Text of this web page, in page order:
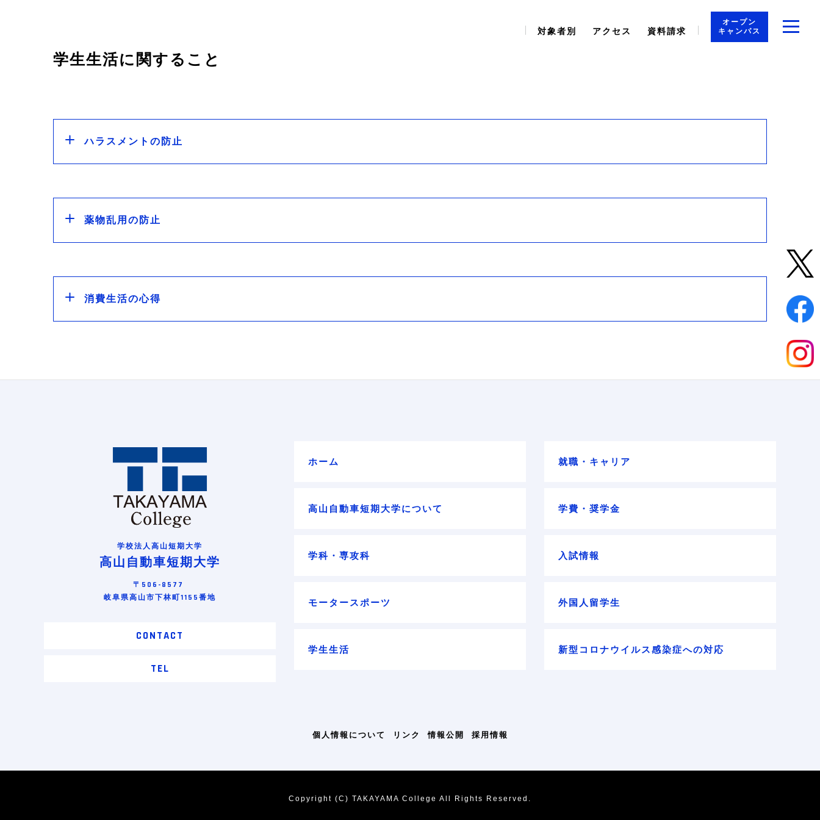
対象者別 アクセス 資料請求
オープン
キャンパス
学生生活に関すること
ハラスメントの防止
薬物乱用の防止
消費生活の心得
学校法人高山短期大学
高山自動車短期大学
〒506-8577
岐阜県高山市下林町1155番地
CONTACT
TEL
ホーム
高山自動車短期大学について
学科・専攻科
モータースポーツ
学生生活
就職・キャリア
学費・奨学金
入試情報
外国人留学生
新型コロナウイルス感染症への対応
個人情報について リンク 情報公開 採用情報
Copyright (C) TAKAYAMA College All Rights Reserved.